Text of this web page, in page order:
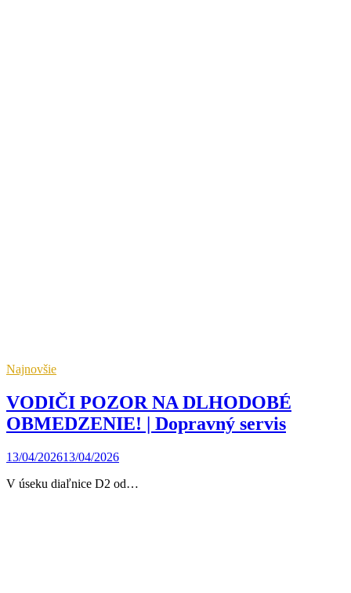
Najnovšie
VODIČI POZOR NA DLHODOBÉ
OBMEDZENIE! | Dopravný servis
13/04/202613/04/2026
V úseku diaľnice D2 od…